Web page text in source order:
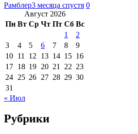
Рамблер3 месяца спустя 0
Август 2026
Пн Вт Ср Чт Пт Сб Вс
1
2
3
4 5 6 7 8
9
10 11 12 13 14 15 16
17 18 19 20 21 22 23
24 25 26 27 28 29 30
31
« Июл
Рубрики